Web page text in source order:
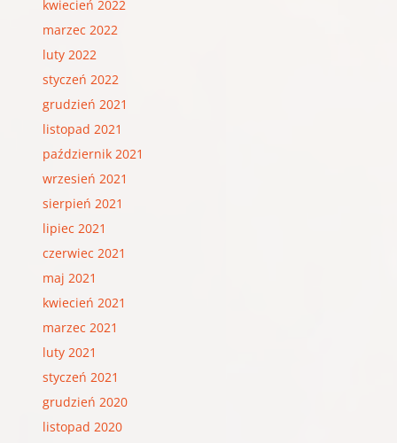
kwiecień 2022
marzec 2022
luty 2022
styczeń 2022
grudzień 2021
listopad 2021
październik 2021
wrzesień 2021
sierpień 2021
lipiec 2021
czerwiec 2021
maj 2021
kwiecień 2021
marzec 2021
luty 2021
styczeń 2021
grudzień 2020
listopad 2020